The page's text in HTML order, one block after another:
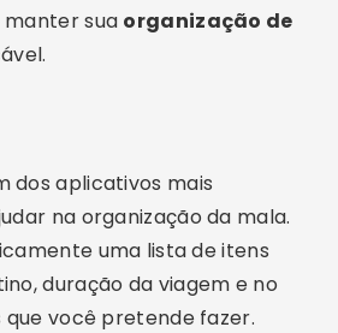
sua organização de
dos aplicativos mais
na organização da mala.
uma lista de itens
duração da viagem e no
você pretende fazer.